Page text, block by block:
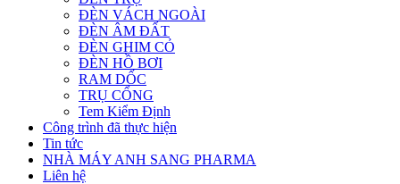
ĐÈN VÁCH NGOÀI
ĐÈN ÂM ĐẤT
ĐÈN GHIM CỎ
ĐÈN HỒ BƠI
RAM DỐC
TRỤ CỔNG
Tem Kiểm Định
Công trình đã thực hiện
Tin tức
NHÀ MÁY ANH SANG PHARMA
Liên hệ